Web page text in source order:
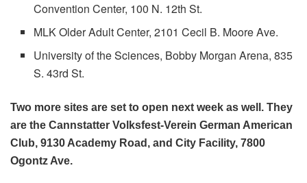
Convention Center, 100 N. 12th St.
MLK Older Adult Center, 2101 Cecil B. Moore Ave.
University of the Sciences, Bobby Morgan Arena, 835
S. 43rd St.
Two more sites are set to open next week as well. They
are the Cannstatter Volksfest-Verein German American
Club, 9130 Academy Road, and City Facility, 7800
Ogontz Ave.